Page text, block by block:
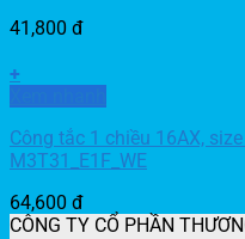
41,800 đ
+
Công tắc 1 chiều 16AX,
M3T31_E1F_WE
64,600 đ
CÔNG TY CỔ PHẦN